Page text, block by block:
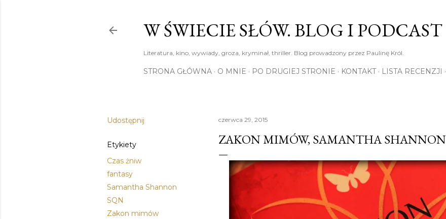
W ŚWIECIE SŁÓW. BLOG I PODCAST
Literatura, kino, wywiady, groza, kryminał, thriller. Blog prowadzony przez Paulinę Król.
STRONA GŁÓWNA O MNIE PO DRUGIEJ STRONIE KONTAKT LISTA RECENZJI
Udostępnij
Etykiety
Czas żniw
fantasy
Samantha Shannon
SQN
Zakon mimów
czerwca 29, 2015
ZAKON MIMÓW, SAMANTHA SHANNON